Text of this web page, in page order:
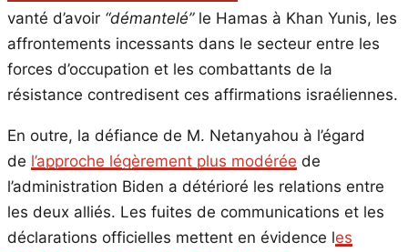
vanté d’avoir “démantelé”le Hamas à Khan Yunis, les
affrontements incessants dans le secteur entre les
forces d’occupation et les combattants de la
résistance contredisent ces affirmations israéliennes.
En outre, la défiance de M. Netanyahou à l’égard
de l’approche légèrement plus modérée de
l’administration Biden a détérioré les relations entre
les deux alliés. Les fuites de communications et les
déclarations officielles mettent en évidence les